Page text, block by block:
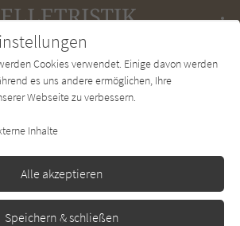
Forum Charts Newsletter
Cookies verwendet. Einige davon werden
es uns andere ermöglichen, Ihre
Webseite zu verbessern.
Inhalte
Alle akzeptieren
Speichern & schließen